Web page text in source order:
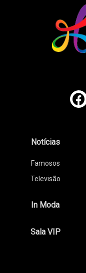
Notícias
Famosos
Televisão
In Moda
Sala VIP